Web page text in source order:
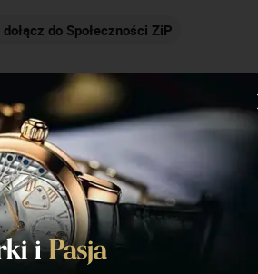
do Społeczności ZiP